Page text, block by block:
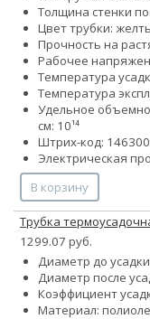
Толщина стенки
Цвет трубки:
Прочность на
Рабочее
Температура
Температура
Удельное
см: 10¹⁴
Штрих-код:
Электрическая
В корзину
Трубка
1299.07 руб.
Диаметр до
Диаметр после
Коэффициент
Материал: